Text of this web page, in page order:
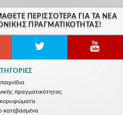
ΠΕΡΙΣΣΌΤΕΡΑ ΓΙΑ ΤΑ ΝΈΑ
ΠΡΑΓΜΑΤΙΚΟΤΗΤΑΣ!
παιχνίδια
πραγματικότητας
κατεβασμένα